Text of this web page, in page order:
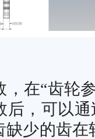
在“齿轮
，可以通
少的齿